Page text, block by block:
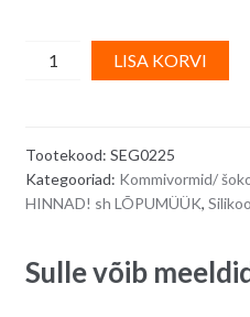
Silikoonvorm/
kommivorm,
mini
donutsid
LISA KORVI
n
i
Tootekood: SEG0225
Kategooriad: Kommivormid/
HINNAD! sh LÕPUMÜÜK,
Sulle võib